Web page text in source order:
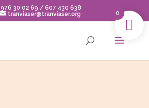
976 30 02 69 / 607 430 638
tranviaser@tranviaser.org
0